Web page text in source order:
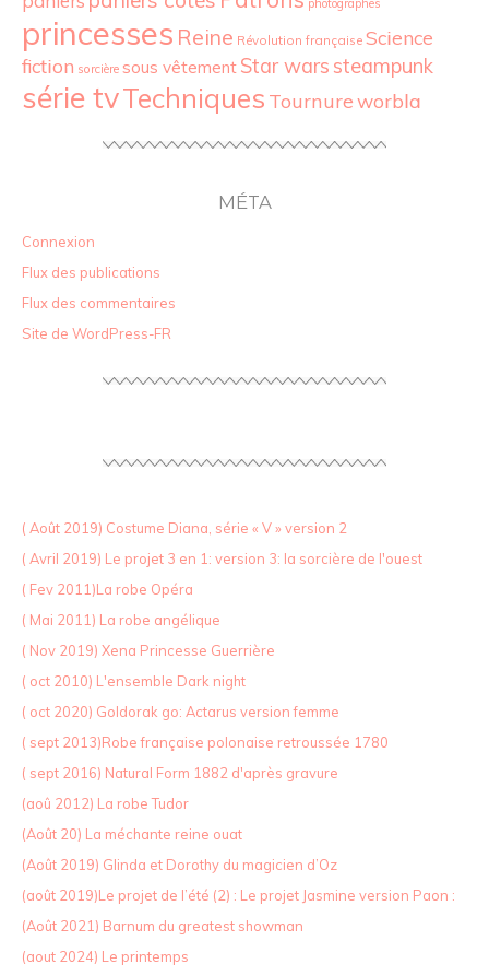
photographes
princesses Reine Révolution française Science
fiction sorcière sous vêtement Star wars steampunk
série tvTechniques Tournureworbla
MÉTA
Connexion
Flux des publications
Flux des commentaires
Site de WordPress-FR
( Août 2019) Costume Diana, série « V » version 2
( Avril 2019) Le projet 3 en 1: version 3: la sorcière de l'ouest
( Fev 2011)La robe Opéra
( Mai 2011) La robe angélique
( Nov 2019) Xena Princesse Guerrière
( oct 2010) L'ensemble Dark night
( oct 2020) Goldorak go: Actarus version femme
( sept 2013)Robe française polonaise retroussée 1780
( sept 2016) Natural Form 1882 d'après gravure
(aoû 2012) La robe Tudor
(Août 20) La méchante reine ouat
(Août 2019) Glinda et Dorothy du magicien d’Oz
(août 2019)Le projet de l’été (2) : Le projet Jasmine version Paon :
(Août 2021) Barnum du greatest showman
(aout 2024) Le printemps